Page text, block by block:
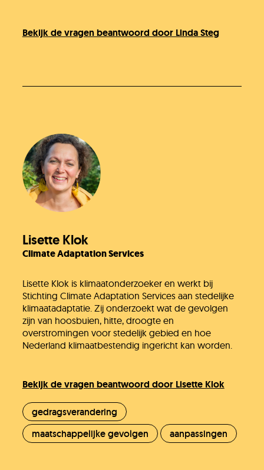
Bekijk de vragen beantwoord door Linda Steg
Lisette Klok
Climate Adaptation Services
Lisette Klok is klimaatonderzoeker en werkt bij
Stichting Climate Adaptation Services aan stedelijke
klimaatadaptatie. Zij onderzoekt wat de gevolgen
zijn van hoosbuien, hitte, droogte en
overstromingen voor stedelijk gebied en hoe
Nederland klimaatbestendig ingericht kan worden.
Bekijk de vragen beantwoord door Lisette Klok
gedragsverandering
maatschappelijke gevolgen
aanpassingen